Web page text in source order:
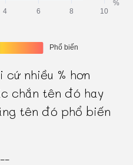
cứ nhiều % hơn
chắn tên đó hay
tên đó phổ biến